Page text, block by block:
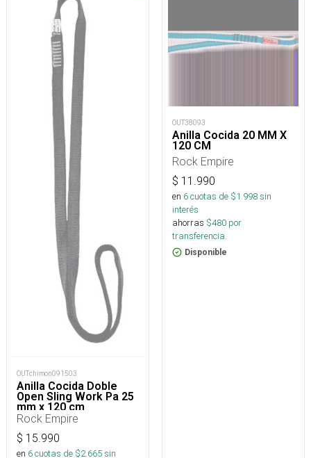
OUTchimon091503
Anilla Cocida Doble
Open Sling Work Pa 25
mm x 120 cm
Rock Empire
$ 15.990
en 6cuotas de $2.665sin
OUT38093
Anilla Cocida 20 MM X
120 CM
Rock Empire
$ 11.990
en 6cuotas de $1.998sin
interés
ahorras $480 por
transferencia.
Disponible